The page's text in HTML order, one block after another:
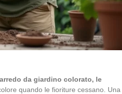
da giardino colorato, le
quando le fioriture cessano. Una